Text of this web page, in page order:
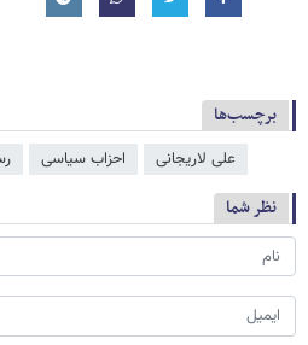
برچسب‌ها
علی لاریجانی احزاب سیاسی
نظر شما